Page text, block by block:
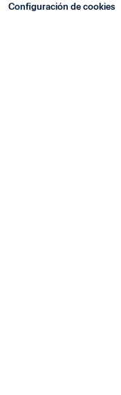
Configuración de cookies